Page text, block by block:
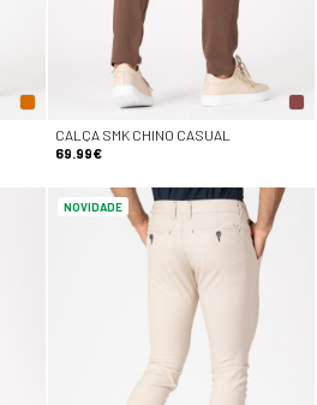
CALÇA SMK CHINO CASUAL
69.99€
NOVIDADE